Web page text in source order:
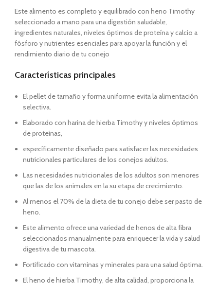
Este alimento es completo y equilibrado con heno Timothy
seleccionado a mano para una digestión saludable,
ingredientes naturales, niveles óptimos de proteína y calcio a
fósforo y nutrientes esenciales para apoyar la función y el
rendimiento diario de tu conejo
Características principales
El pellet de tamaño y forma uniforme evita la alimentación
selectiva.
Elaborado con harina de hierba Timothy y niveles óptimos
de proteínas,
específicamente diseñado para satisfacer las necesidades
nutricionales particulares de los conejos adultos.
Las necesidades nutricionales de los adultos son menores
que las de los animales en la su etapa de crecimiento.
Al menos el 70% de la dieta de tu conejo debe ser pasto de
heno.
Este alimento ofrece una variedad de henos de alta fibra
seleccionados manualmente para enriquecer la vida y salud
digestiva de tu mascota.
Fortificado con vitaminas y minerales para una salud óptima.
El heno de hierba Timothy, de alta calidad, proporciona la